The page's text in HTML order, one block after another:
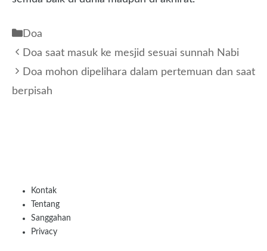
Kategori
Doa
Doa saat masuk ke mesjid sesuai sunnah Nabi
Doa mohon dipelihara dalam pertemuan dan saat
berpisah
Kontak
Tentang
Sanggahan
Privacy